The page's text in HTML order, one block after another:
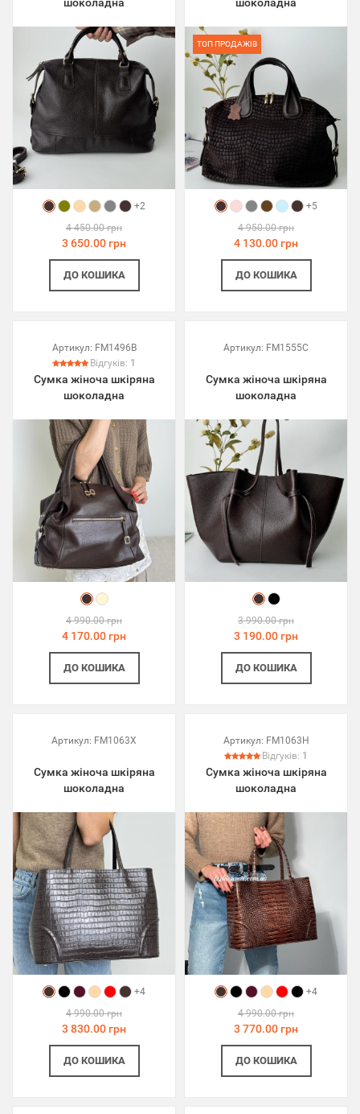
+2
4 450.00 грн
3 650.00 грн
ДО КОШИКА
ТОП ПРОДАЖІВ
+5
4 950.00 грн
4 130.00 грн
ДО КОШИКА
Артикул: FM1496B
Відгуків: 1
Сумка жіноча шкіряна
шоколадна
4 990.00 грн
4 170.00 грн
ДО КОШИКА
Артикул: FM1555C
Сумка жіноча шкіряна
шоколадна
3 990.00 грн
3 190.00 грн
ДО КОШИКА
Артикул: FM1063X
Сумка жіноча шкіряна
шоколадна
+4
4 990.00 грн
3 830.00 грн
ДО КОШИКА
Артикул: FM1063H
Відгуків: 1
Сумка жіноча шкіряна
шоколадна
+4
4 990.00 грн
3 770.00 грн
ДО КОШИКА